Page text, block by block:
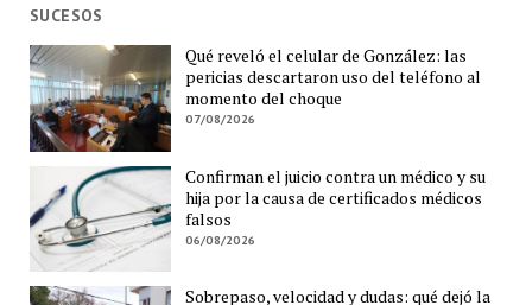
SUCESOS
Qué reveló el celular de González: las
pericias descartaron uso del teléfono al
momento del choque
07/08/2026
Confirman el juicio contra un médico y su
hija por la causa de certificados médicos
falsos
06/08/2026
Sobrepaso, velocidad y dudas: qué dejó la